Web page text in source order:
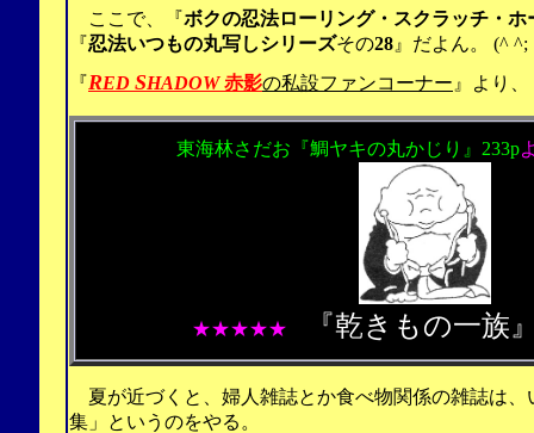
ここで、 『ボクの忍法ローリング・スクラッチ・ホ
『忍法いつもの丸写しシリーズその28 』 だよん。 (^ ^;
『RED SHADOW 赤影の私設ファンコーナー 』より、
東海林さだお『鯛ヤキの丸かじり』 233p
★★★★★ 『乾きもの一族
夏が近づくと、婦人雑誌とか食べ物関係の雑誌は、
集」というのをやる。